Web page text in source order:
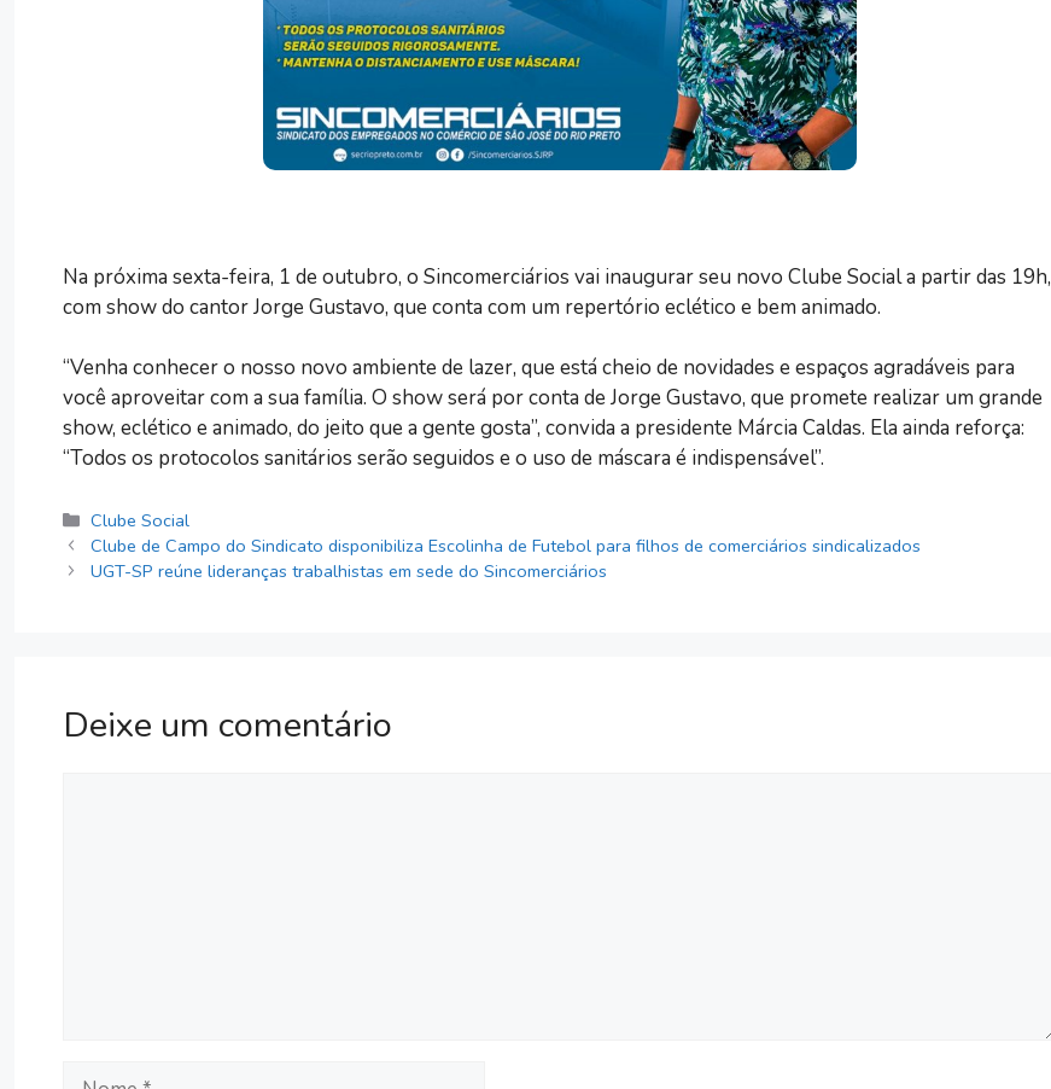
Na próxima sexta-feira, 1 de outubro, o Sincomerciários vai inaugurar seu novo Clube Social a partir das 19h,
com show do cantor Jorge Gustavo, que conta com um repertório eclético e bem animado.
“Venha conhecer o nosso novo ambiente de lazer, que está cheio de novidades e espaços agradáveis para
você aproveitar com a sua família. O show será por conta de Jorge Gustavo, que promete realizar um grande
show, eclético e animado, do jeito que a gente gosta”, convida a presidente Márcia Caldas. Ela ainda reforça:
“Todos os protocolos sanitários serão seguidos e o uso de máscara é indispensável”.
Categorias
Clube Social
Clube de Campo do Sindicato disponibiliza Escolinha de Futebol para filhos de comerciários sindicalizados
UGT-SP reúne lideranças trabalhistas em sede do Sincomerciários
Deixe um comentário
Nome